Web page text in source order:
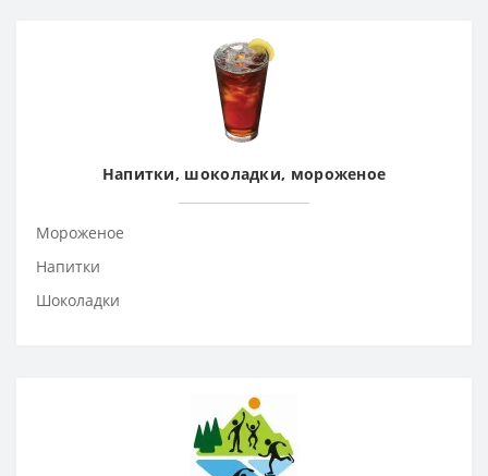
Напитки, шоколадки, мороженое
Мороженое
Напитки
Шоколадки